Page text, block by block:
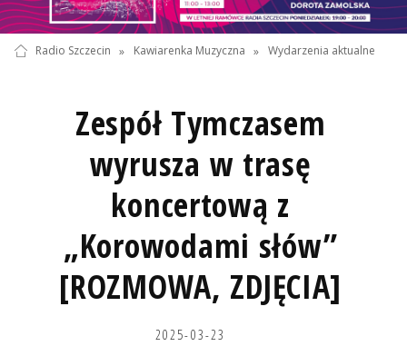
Radio Szczecin » Kawiarenka Muzyczna » Wydarzenia aktualne
Zespół Tymczasem
wyrusza w trasę
koncertową z
„Korowodami słów”
[ROZMOWA, ZDJĘCIA]
2025-03-23